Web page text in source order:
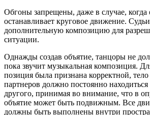
Обгоны запрещены, даже в случае, когда
останавливает круговое движение.
дополнительную композицию для
ситуации.
Однажды создав объятие, танцоры не
пока звучит музыкальная композиция.
позиция была признана корректной,
партнеров должно постоянно
другого, принимая во внимание, что в
объятие может быть подвижным. Все
должны быть выполнены внутри